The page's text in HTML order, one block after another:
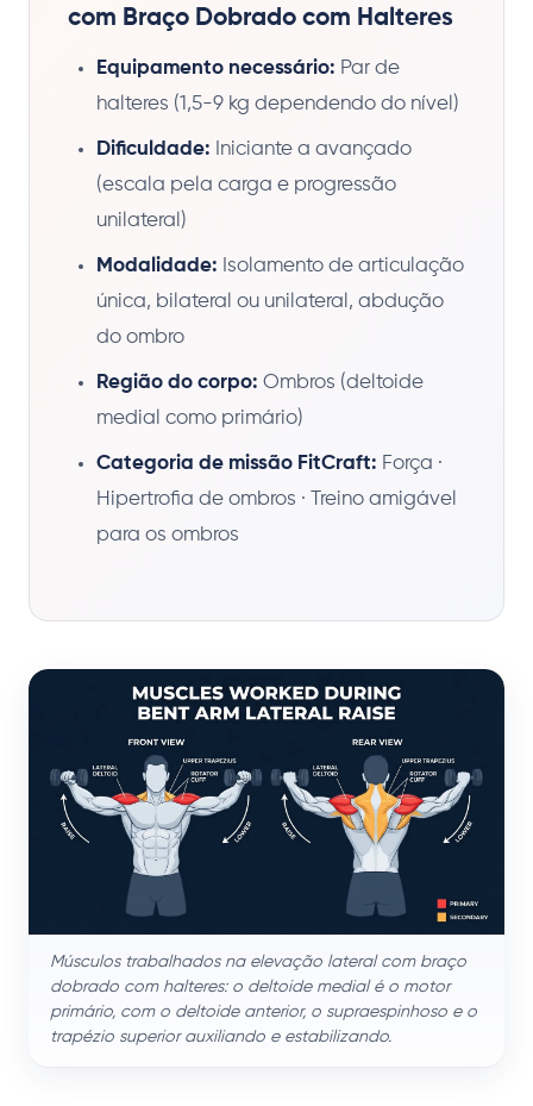
com Braço Dobrado com Halteres
Equipamento necessário: Par de
halteres (1,5-9 kg dependendo do nível)
Dificuldade: Iniciante a avançado
(escala pela carga e progressão
unilateral)
Modalidade: Isolamento de articulação
única, bilateral ou unilateral, abdução
do ombro
Região do corpo: Ombros (deltoide
medial como primário)
Categoria de missão FitCraft: Força ·
Hipertrofia de ombros · Treino amigável
para os ombros
Músculos trabalhados na elevação lateral com braço
dobrado com halteres: o deltoide medial é o motor
primário, com o deltoide anterior, o supraespinhoso e o
trapézio superior auxiliando e estabilizando.